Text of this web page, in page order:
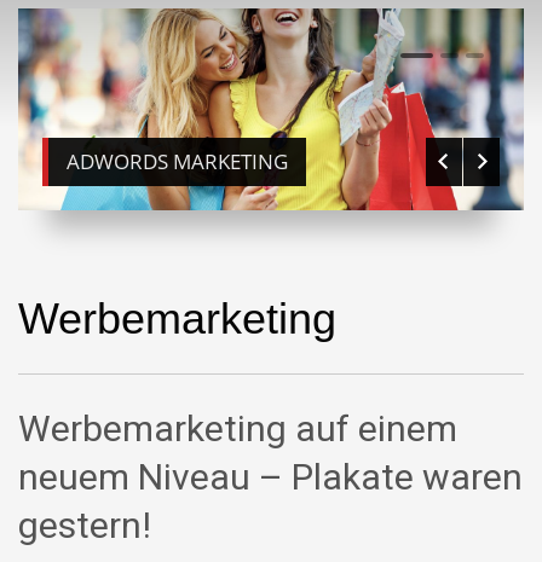
0 1 2
ADWORDS MARKETING
Werbemarketing
Werbemarketing auf einem
neuem Niveau – Plakate waren
gestern!